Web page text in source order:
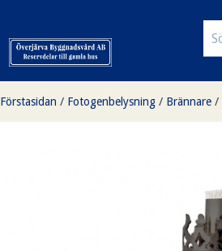
Förstasidan / Fotogenbelysning / Brännare /